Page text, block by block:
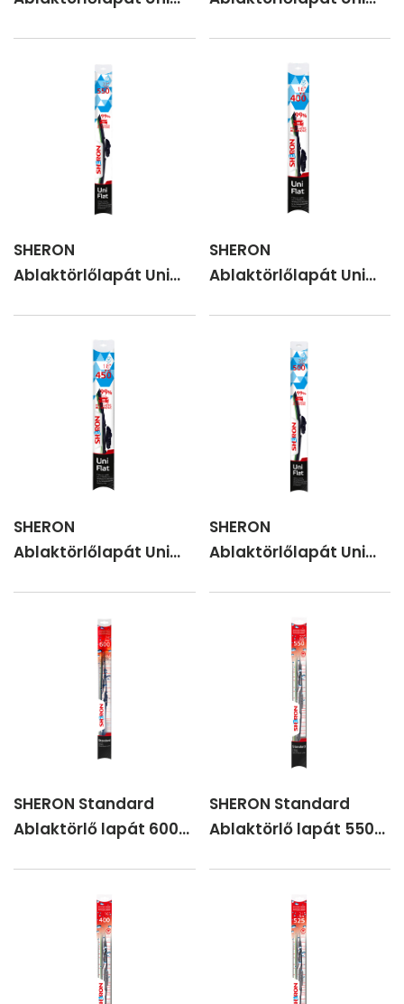
SHERON
Ablaktörlőlapát Uni
SHERON
Ablaktörlőlapát Uni
SHERON
Ablaktörlőlapát Uni
SHERON
Ablaktörlőlapát Uni
SHERON Standard
Ablaktörlő lapát 600
SHERON Standard
Ablaktörlő lapát 550